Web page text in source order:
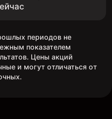
периодов не
показателем
Цены акций
и могут отличаться от